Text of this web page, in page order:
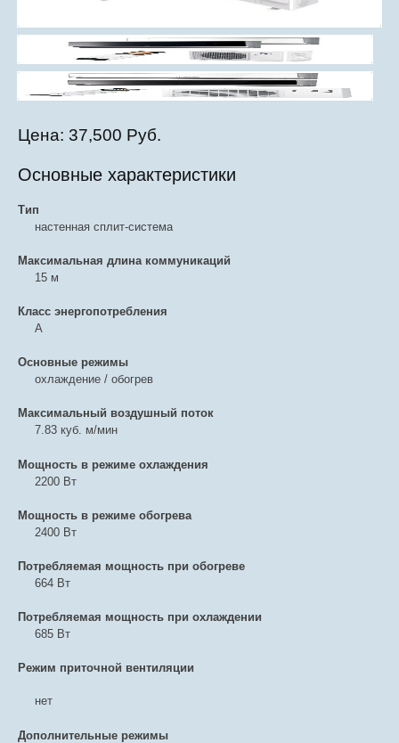
Цена: 37,500 Руб.
Основные характеристики
Тип
настенная сплит-система
Максимальная длина коммуникаций
15 м
Класс энергопотребления
A
Основные режимы
охлаждение / обогрев
Максимальный воздушный поток
7.83 куб. м/мин
Мощность в режиме охлаждения
2200 Вт
Мощность в режиме обогрева
2400 Вт
Потребляемая мощность при обогреве
664 Вт
Потребляемая мощность при охлаждении
685 Вт
Режим приточной вентиляции
нет
Дополнительные режимы